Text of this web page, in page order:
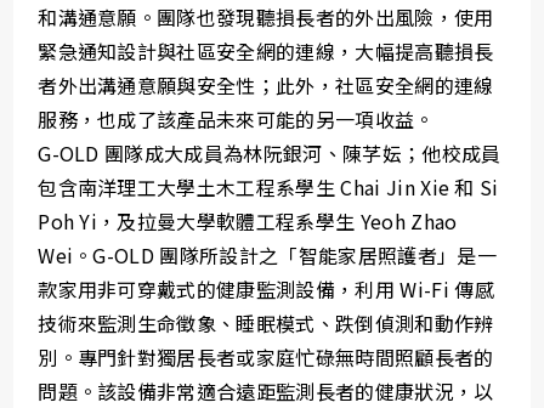
和溝通意願。團隊也發現聽損長者的外出風險，使用
緊急通知設計與社區安全網的連線，大幅提高聽損長
者外出溝通意願與安全性；此外，社區安全網的連線
服務，也成了該產品未來可能的另一項收益。
G-OLD 團隊成大成員為林阮銀河、陳芓妘；他校成員
包含南洋理工大學土木工程系學生 Chai Jin Xie 和 Si
Poh Yi，及拉曼大學軟體工程系學生 Yeoh Zhao
Wei。G-OLD 團隊所設計之「智能家居照護者」是一
款家用非可穿戴式的健康監測設備，利用 Wi-Fi 傳感
技術來監測生命徵象、睡眠模式、跌倒偵測和動作辨
別。專門針對獨居長者或家庭忙碌無時間照顧長者的
問題。該設備非常適合遠距監測長者的健康狀況，以